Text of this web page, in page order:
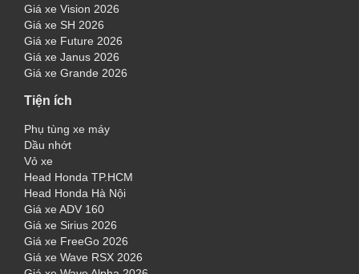
Giá xe Vision 2026
Giá xe SH 2026
Giá xe Future 2026
Giá xe Janus 2026
Giá xe Grande 2026
Tiện ích
Phụ tùng xe máy
Dầu nhớt
Vỏ xe
Head Honda TP.HCM
Head Honda Hà Nội
Giá xe ADV 160
Giá xe Sirius 2026
Giá xe FreeGo 2026
Giá xe Wave RSX 2026